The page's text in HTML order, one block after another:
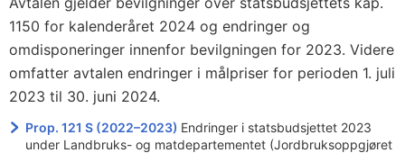
1150 for kalenderåret 2024 og endringer og
omdisponeringer innenfor bevilgningen for 2023. Videre
omfatter avtalen endringer i målpriser for perioden 1. juli
2023 til 30. juni 2024.
Prop. 121 S (2022–2023) Endringer i statsbudsjettet 2023
under Landbruks- og matdepartementet (Jordbruksoppgjøret